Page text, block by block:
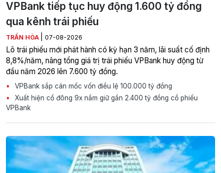
VPBank tiếp tục huy động 1.600 tỷ đồng
qua kênh trái phiếu
TRẦN HÒA 07-08-2026
Lô trái phiếu mới phát hành có kỳ hạn 3 năm, lãi suất cố định
8,8%/năm, nâng tổng giá trị trái phiếu VPBank huy động từ
đầu năm 2026 lên 7.600 tỷ đồng.
VPBank sắp cán mốc vốn điều lệ 100.000 tỷ đồng
Xuất hiện cổ đông 9x nắm giữ gần 2.400 tỷ đồng cổ phiếu
VPBank